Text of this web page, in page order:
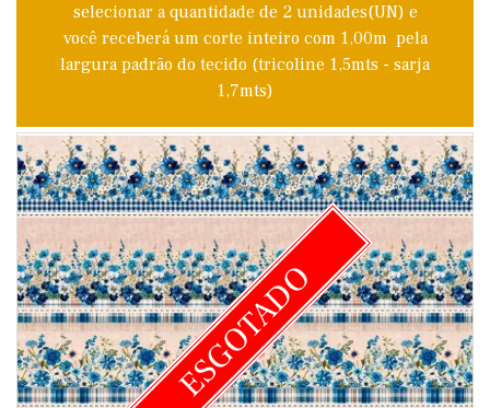
selecionar a quantidade de 2 unidades(UN) e
você receberá um corte inteiro com 1,00m pela
largura padrão do tecido (tricoline 1,5mts - sarja
1,7mts)
ESGOTADO